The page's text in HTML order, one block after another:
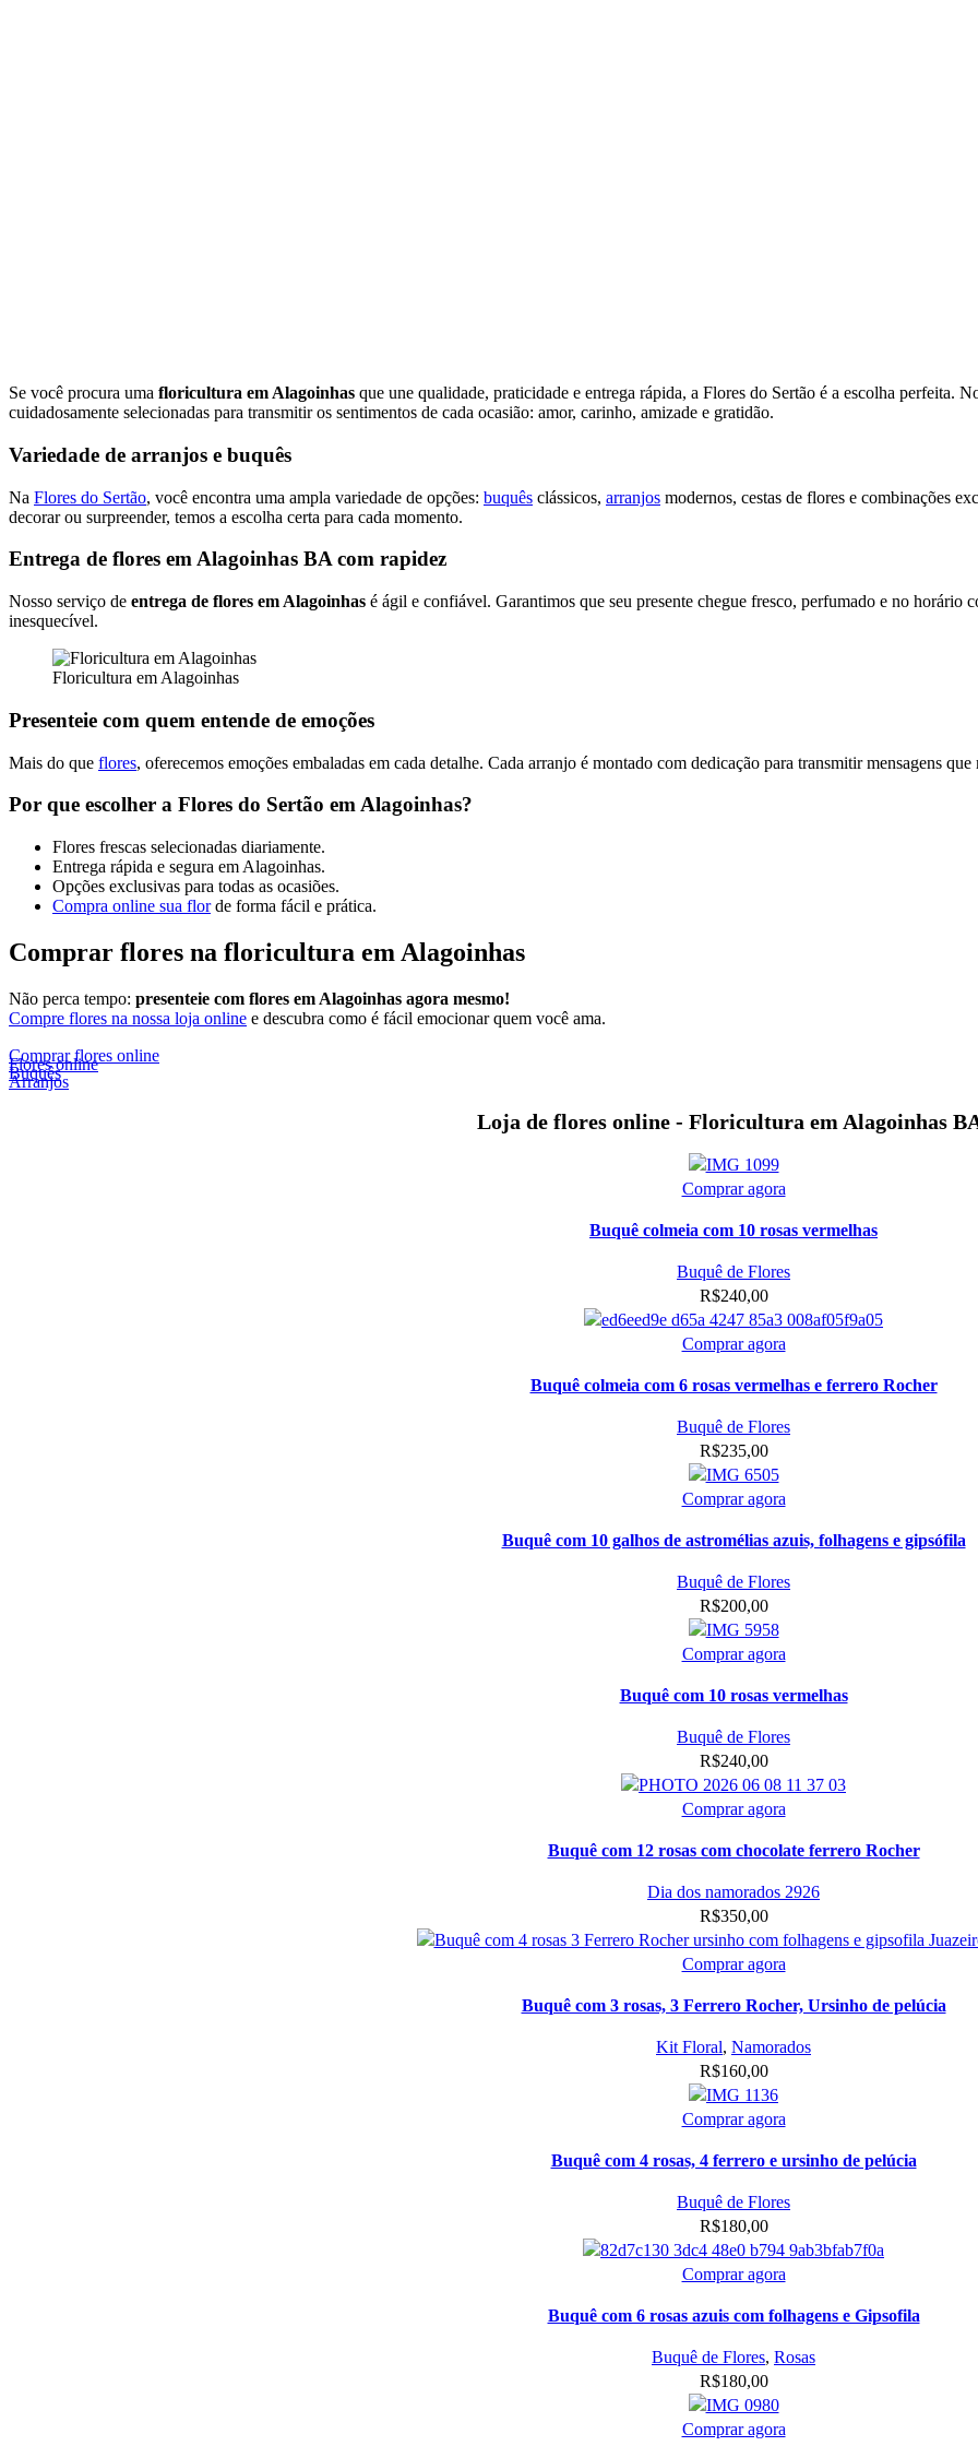
Se você procura uma floricultura em Alagoinhas que une qualidade, praticidade e entrega rápida, a Flores do Sertão é a escolha perfeita.
cuidadosamente selecionadas para transmitir os sentimentos de cada ocasião: amor, carinho, amizade e gratidão.
Variedade de arranjos e buquês
Na Flores do Sertão, você encontra uma ampla variedade de opções: buquês clássicos, arranjos modernos, cestas de flores e combinações
decorar ou surpreender, temos a escolha certa para cada momento.
Entrega de flores em Alagoinhas BA com rapidez
Nosso serviço de entrega de flores em Alagoinhas é ágil e confiável. Garantimos que seu presente chegue fresco, perfumado e no horário
inesquecível.
Floricultura em Alagoinhas
Presenteie com quem entende de emoções
Mais do que flores, oferecemos emoções embaladas em cada detalhe. Cada arranjo é montado com dedicação para transmitir mensagens
Por que escolher a Flores do Sertão em Alagoinhas?
Flores frescas selecionadas diariamente.
Entrega rápida e segura em Alagoinhas.
Opções exclusivas para todas as ocasiões.
Compra online sua florde forma fácil e prática.
Comprar flores na floricultura em Alagoinhas
Não perca tempo: presenteie com flores em Alagoinhas agora mesmo!
Compre flores na nossa loja online e descubra como é fácil emocionar quem você ama.
Comprar flores online
Flores online
Buquês
Arranjos
Loja de flores online - Floricultura em Alagoinhas
Comprar agora
Buquê colmeia com 10 rosas vermelhas
Buquê de Flores
R$240,00
Comprar agora
Buquê colmeia com 6 rosas vermelhas e ferrero Rocher
Buquê de Flores
R$235,00
Comprar agora
Buquê com 10 galhos de astromélias azuis, folhagens e gipsófila
Buquê de Flores
R$200,00
Comprar agora
Buquê com 10 rosas vermelhas
Buquê de Flores
R$240,00
Comprar agora
Buquê com 12 rosas com chocolate ferrero Rocher
Dia dos namorados 2926
R$350,00
Comprar agora
Buquê com 3 rosas, 3 Ferrero Rocher, Ursinho de pelúcia
Kit Floral, Namorados
R$160,00
Comprar agora
Buquê com 4 rosas, 4 ferrero e ursinho de pelúcia
Buquê de Flores
R$180,00
Comprar agora
Buquê com 6 rosas azuis com folhagens e Gipsofila
Buquê de Flores, Rosas
R$180,00
Comprar agora